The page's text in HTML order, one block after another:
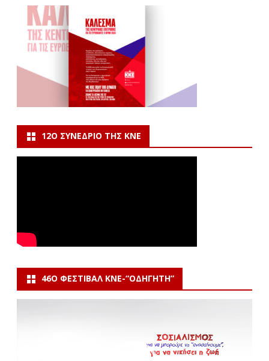
12Ο ΣΥΝΈΔΡΙΟ ΤΗΣ ΚΝΕ
46Ο ΦΕΣΤΙΒΆΛ ΚΝΕ-“ΟΔΗΓΗΤΗ”
Πρόγραμμα